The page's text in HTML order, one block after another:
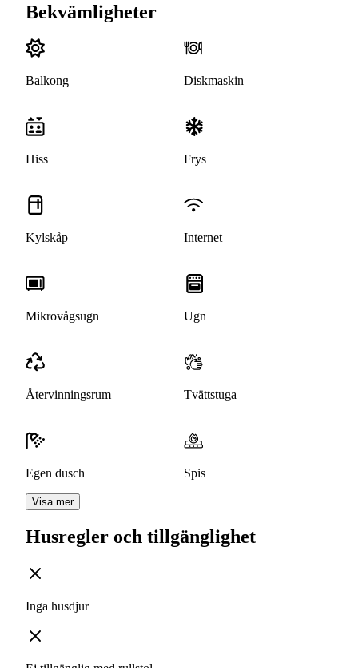
Bekvämligheter
Balkong Diskmaskin
Hiss Frys
Kylskåp Internet
Mikrovågsugn Ugn
Återvinningsrum Tvättstuga
Egen dusch Spis
Visa mer
Husregler och tillgänglighet
Inga husdjur